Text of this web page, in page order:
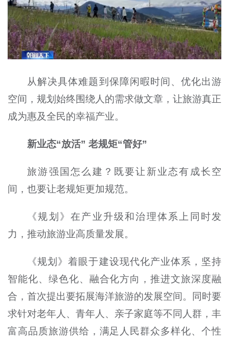
从解决具体难题到保障闲暇时间、优化出游
空间，规划始终围绕人的需求做文章，让旅游真正
成为惠及全民的幸福产业。
新业态“放活” 老规矩“管好”
旅游强国怎么建？既要让新业态有成长空
间，也要让老规矩更加规范。
《规划》在产业升级和治理体系上同时发
力，推动旅游业高质量发展。
《规划》着眼于建设现代化产业体系，坚持
智能化、绿色化、融合化方向，推进文旅深度融
合，首次提出要拓展海洋旅游的发展空间。同时要
求针对老年人、青年人、亲子家庭等不同人群，丰
富高品质旅游供给，满足人民群众多样化、个性